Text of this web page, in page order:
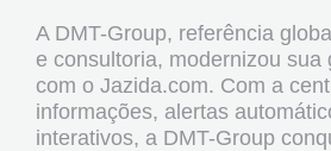
A DMT-Group, referência
e consultoria, modernizou sua
com o Jazida.com. Com a
informações, alertas
interativos, a DMT-Group